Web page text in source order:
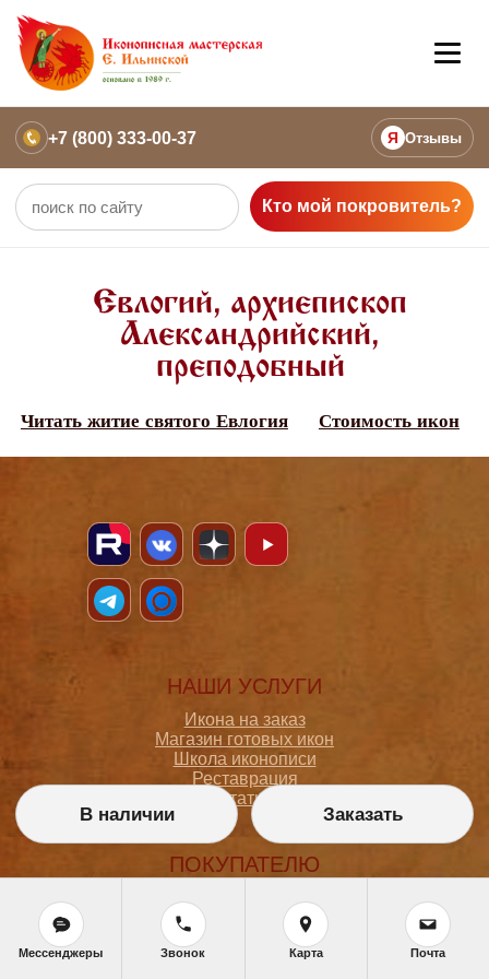
+7 (800) 333-00-37 Я Отзывы
Кто мой покровитель?
Евлогий, архиепископ
Александрийский,
преподобный
Читать житие святого Евлогия Стоимость икон
НАШИ УСЛУГИ
Икона на заказ
Магазин готовых икон
Школа иконописи
Реставрация
Статьи
ПОКУПАТЕЛЮ
Как сделать заказ
Доставка и оплата
Политика конфиденциальности
В наличии Заказать
Мессенджеры Звонок Карта Почта